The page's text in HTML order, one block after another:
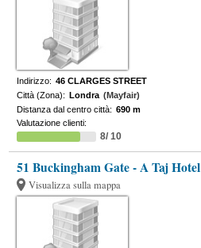
Indirizzo: 46 CLARGES STREET
Città (Zona): Londra (Mayfair)
Distanza dal centro città: 690 m
Valutazione clienti:
8/ 10
51 Buckingham Gate - A Taj Hotel
Visualizza sulla mappa